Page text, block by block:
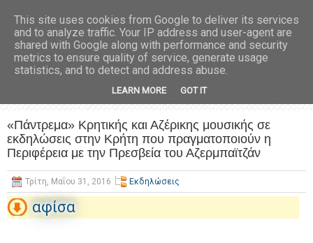
«Πάντρεμα» Κρητικής και Αζέρικης μουσικής σε
εκδηλώσεις στην Κρήτη που πραγματοποιούν η
Περιφέρεια με την Πρεσβεία του Αζερμπαϊτζάν
Τρίτη, Μαΐου 31, 2016 Εκδηλώσεις
αφίσα
This site uses cookies from Google to deliver its services
and to analyze traffic. Your IP address and user-agent are
shared with Google along with performance and security
metrics to ensure quality of service, generate usage
statistics, and to detect and address abuse.
LEARN MORE GOT IT